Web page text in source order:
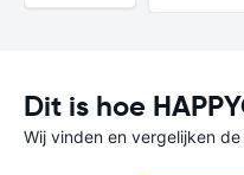
Dit is hoe
Wij vinden en vergelijken